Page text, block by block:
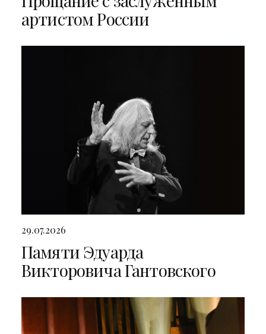
артистом России
29.07.2026
Памяти Эдуарда
Викторовича Гантовского